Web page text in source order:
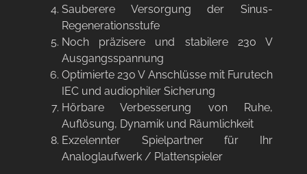
Sauberere Versorgung der Sinus-
Regenerationsstufe
Noch präzisere und stabilere 230 V
Ausgangsspannung
Optimierte 230 V Anschlüsse mit Furutech
IEC und audiophiler Sicherung
Hörbare Verbesserung von Ruhe,
Auflösung, Dynamik und Räumlichkeit
Exzelennter Spielpartner für Ihr
Analoglaufwerk / Plattenspieler